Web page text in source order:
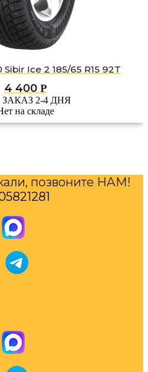
Ice 2 185/65 R15 92T
4 400 Р
2-4 ДНЯ
на складе
позвоните НАМ!